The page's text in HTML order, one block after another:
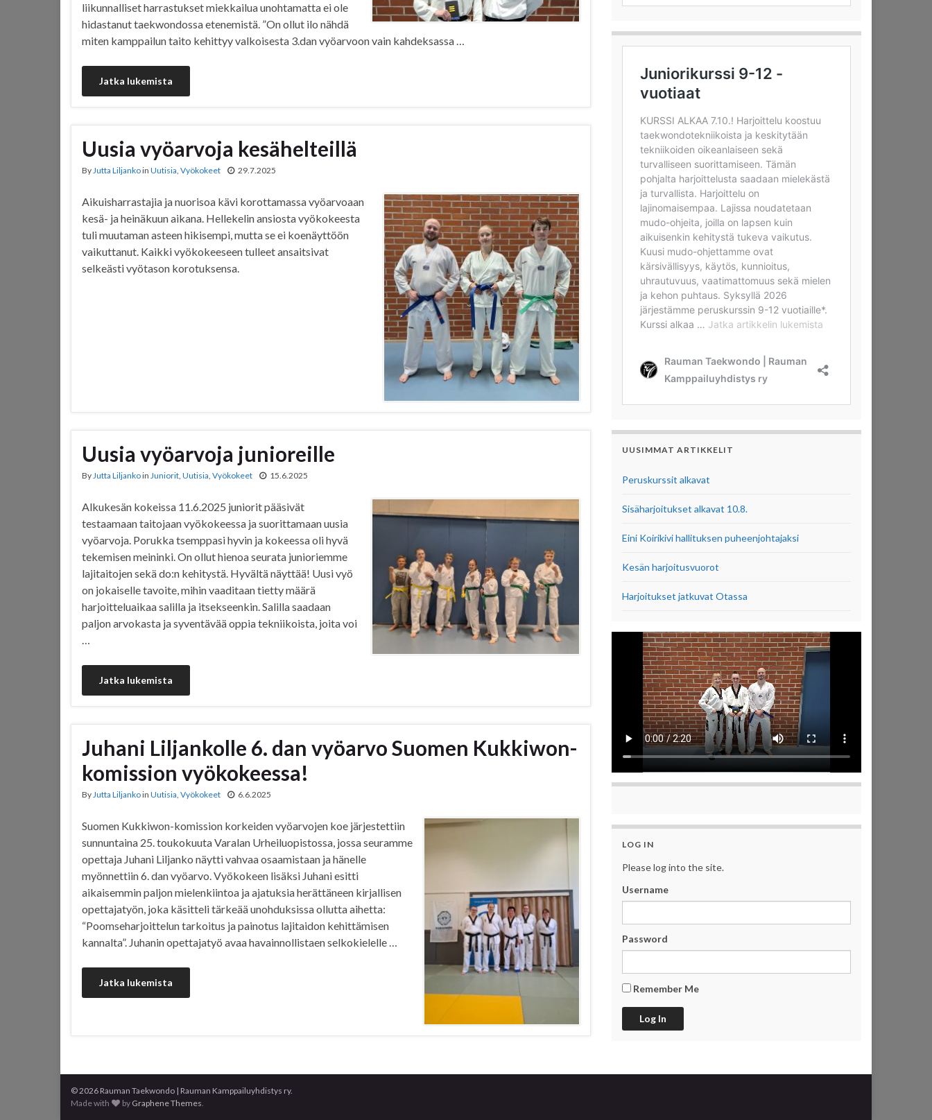
liikunnalliset harrastukset miekkailua unohtamatta ei ole
hidastanut taekwondossa etenemistä. ”On ollut ilo nähdä
miten kamppailun taito kehittyy valkoisesta 3.dan vyöarvoon vain kahdeksassa …
Jatka lukemista
Uusia vyöarvoja kesähelteillä
ByJutta Liljankoin Uutisia, Vyökokeet 29.7.2025
Aikuisharrastajia ja nuorisoa kävi korottamassa vyöarvoaan
kesä- ja heinäkuun aikana. Hellekelin ansiosta vyökokeesta
tuli muutaman asteen hikisempi, mutta se ei koenäyttöön
vaikuttanut. Kaikki vyökokeeseen tulleet ansaitsivat
selkeästi vyötason korotuksensa.
Uusia vyöarvoja junioreille
By Jutta Liljankoin Juniorit Uutisia Vyökokeet 15.6.2025
Alkukesän kokeissa 11.6.2025 juniorit pääsivät
testaamaan taitojaan vyökokeessa ja suorittamaan uusia
vyöarvoja. Porukka tsemppasi hyvin ja kokeessa oli hyvä
tekemisen meininki. On ollut hienoa seurata junioriemme
lajitaitojen sekä do:n kehitystä. Hyvältä näyttää! Uusi vyö
on jokaiselle tavoite, mihin vaaditaan tietty määrä
harjoitteluaikaa salilla ja itsekseenkin. Salilla saadaan
paljon arvokasta ja syventävää oppia tekniikoista, joita voi
…
Jatka lukemista
Juhani Liljankolle 6. dan vyöarvo Suomen Kukkiwon-
komission vyökokeessa!
By Jutta Liljankoin Uutisia Vyökokeet 6.6.2025
Suomen Kukkiwon-komission korkeiden vyöarvojen koe järjestettiin
sunnuntaina 25. toukokuuta Varalan Urheiluopistossa, jossa seuramme
opettaja Juhani Liljanko näytti vahvaa osaamistaan ja hänelle
myönnettiin 6. dan vyöarvo. Vyökokeen lisäksi Juhani esitti
aikaisemmin paljon mielenkiintoa ja ajatuksia herättäneen kirjallisen
opettajatyön, joka käsitteli tärkeää unohduksissa ollutta aihetta:
“Poomseharjoittelun tarkoitus ja painotus lajitaidon kehittämisen
kannalta”. Juhanin opettajatyö avaa havainnollistaen selkokielelle …
Jatka lukemista
UUSIMMAT ARTIKKELIT
Peruskurssit alkavat
Sisäharjoitukset alkavat 10.8.
Eini Koirikivi hallituksen puheenjohtajaksi
Kesän harjoitusvuorot
Harjoitukset jatkuvat Otassa
LOG IN
Please log into the site.
Username
Password
Remember Me
© 2026 Rauman Taekwondo | Rauman Kamppailuyhdistys ry.
Made with
by Graphene Themes.